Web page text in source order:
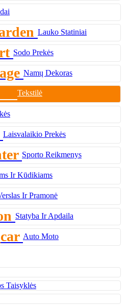
Lauko Statiniai
Sodo Prekės
Namų Dekoras
Tekstilė
Laisvalaikio Prekės
Sporto Reikmenys
Ir Kūdikiams
Ir Pramonė
Statyba Ir Apdaila
Auto Moto
Taisyklės